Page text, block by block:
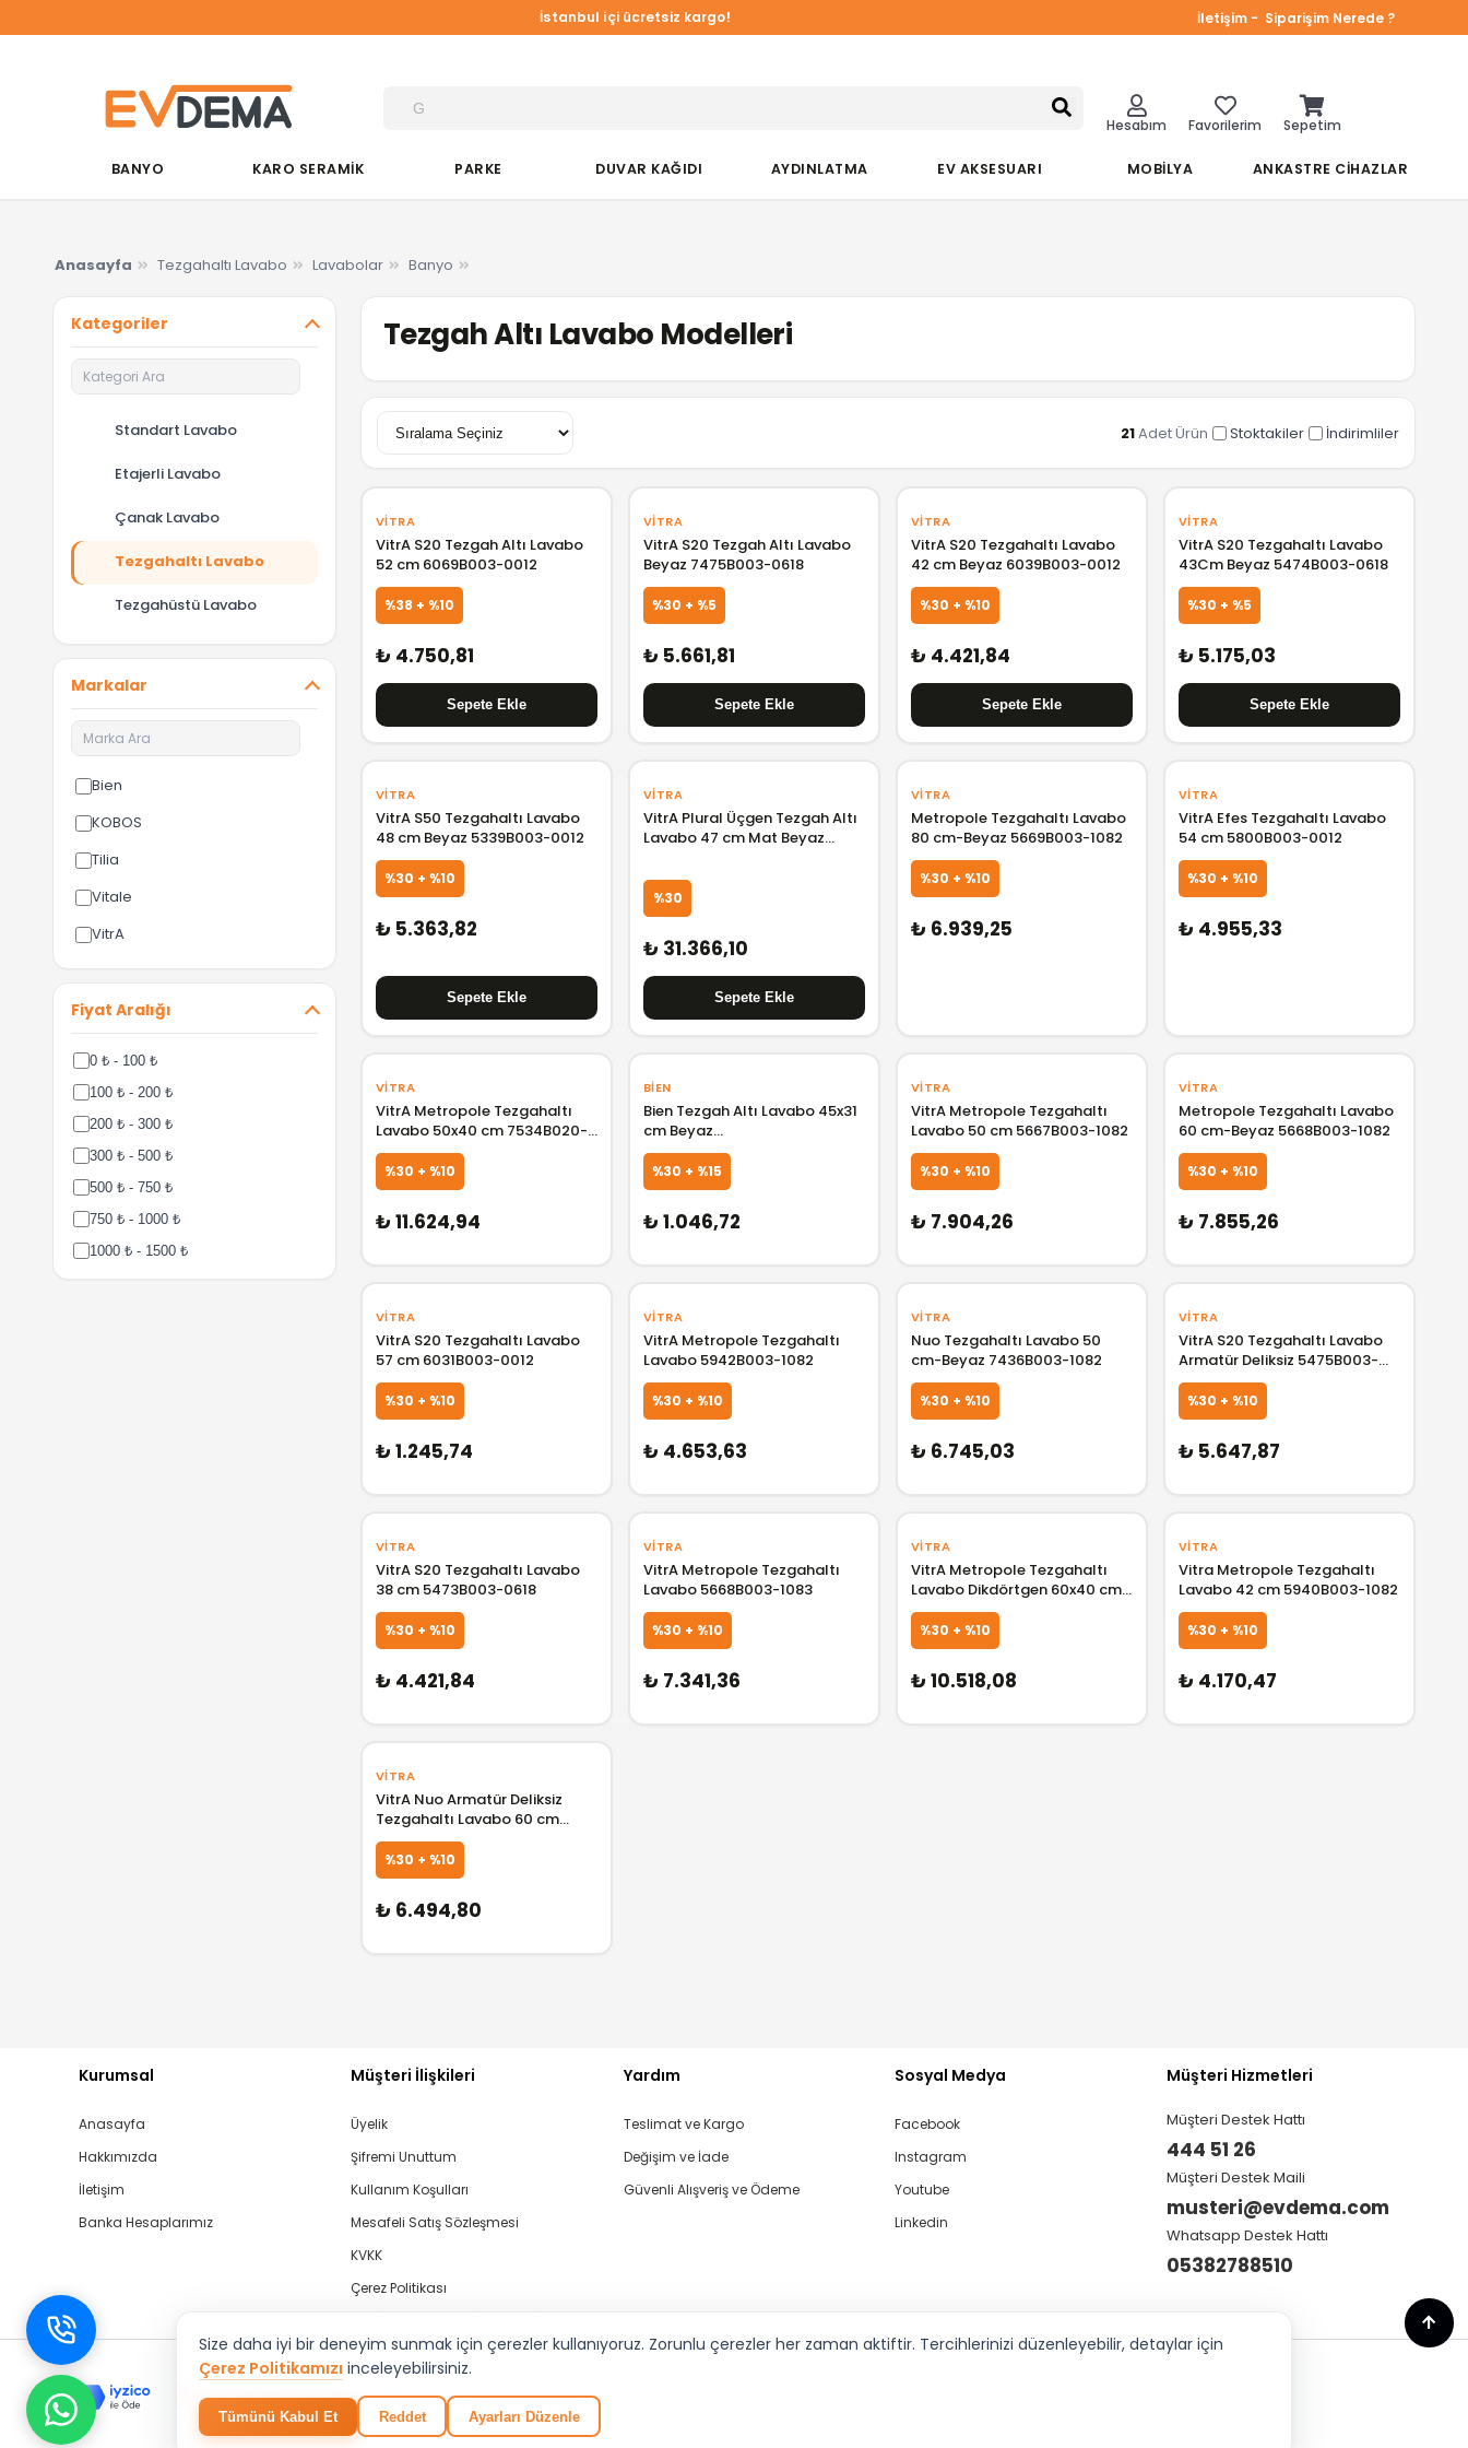
İstanbul içi ücretsiz kargo! İletişim - Siparişim Nerede ?
Hesabım Favorilerim Sepetim
BANYO KARO SERAMİK PARKE DUVAR KAĞIDI AYDINLATMA EV AKSESUARI MOBİLYA ANKASTRE CİHAZLAR
Anasayfa Tezgahaltı Lavabo Lavabolar Banyo
Kategoriler
Standart Lavabo
Etajerli Lavabo
Çanak Lavabo
Tezgahaltı Lavabo
Tezgahüstü Lavabo
Markalar
Bien
KOBOS
Tilia
Vitale
VitrA
Fiyat Aralığı
0 ₺ - 100 ₺
100 ₺ - 200 ₺
200 ₺ - 300 ₺
300 ₺ - 500 ₺
500 ₺ - 750 ₺
750 ₺ - 1000 ₺
1000 ₺ - 1500 ₺
Tezgah Altı Lavabo Modelleri
21Adet Ürün Stoktakiler İndirimliler
VITRA
VitrA S20 Tezgah Altı Lavabo
52 cm 6069B003-0012
%38 + %10
₺ 4.750,81
VITRA
VitrA S20 Tezgah Altı Lavabo
Beyaz 7475B003-0618
%30 + %5
₺ 5.661,81
VITRA
VitrA S20 Tezgahaltı Lavabo
42 cm Beyaz 6039B003-0012
%30 + %10
₺ 4.421,84
VITRA
VitrA S20 Tezgahaltı Lavabo
43Cm Beyaz 5474B003-0618
%30 + %5
₺ 5.175,03
VITRA
VitrA S50 Tezgahaltı Lavabo
48 cm Beyaz 5339B003-0012
%30 + %10
₺ 5.363,82
VITRA
VitrA Plural Üçgen Tezgah Altı
Lavabo 47 cm Mat Beyaz
%30
₺ 31.366,10
GELİNCE HABER VER
VITRA
Metropole Tezgahaltı Lavabo
80 cm-Beyaz 5669B003-1082
%30 + %10
₺ 6.939,25
GELİNCE HABER
VITRA
VitrA Efes Tezgahaltı Lavabo
54 cm 5800B003-0012
%30 + %10
₺ 4.955,33
GELİNCE HABER VER
VITRA
VitrA Metropole Tezgahaltı
Lavabo 50x40 cm 7534B020-
1082
%30 + %10
₺ 11.624,94
GELİNCE HABER VER
BIEN
Bien Tezgah Altı Lavabo 45x31
cm Beyaz
TPLA04501VD0W3000
%30 + %15
₺ 1.046,72
GELİNCE HABER VER
VITRA
VitrA Metropole Tezgahaltı
Lavabo 50 cm 5667B003-1082
%30 + %10
₺ 7.904,26
VITRA
Metropole Tezgahaltı Lavabo
60 cm-Beyaz 5668B003-1082
%30 + %10
₺ 7.855,26
GELİNCE HABER VER
VITRA
VitrA S20 Tezgahaltı Lavabo
57 cm 6031B003-0012
%30 + %10
₺ 1.245,74
GELİNCE HABER VER
VITRA
VitrA Metropole Tezgahaltı
Lavabo 5942B003-1082
%30 + %10
₺ 4.653,63
GELİNCE HABER VER
VITRA
Nuo Tezgahaltı Lavabo 50
cm-Beyaz 7436B003-1082
%30 + %10
₺ 6.745,03
VITRA
VitrA S20 Tezgahaltı Lavabo
Armatür Deliksiz 5475B003-
0618
%30 + %10
₺ 5.647,87
VITRA
VitrA S20 Tezgahaltı Lavabo
38 cm 5473B003-0618
%30 + %10
₺ 4.421,84
VITRA
VitrA Metropole Tezgahaltı
Lavabo 5668B003-1083
%30 + %10
₺ 7.341,36
VITRA
VitrA Metropole Tezgahaltı
Lavabo Dikdörtgen 60x40 cm
Beyaz 7535B003-1082
%30 + %10
₺ 10.518,08
VITRA
Vitra Metropole Tezgahaltı
Lavabo 42 cm 5940B003-1082
%30 + %10
₺ 4.170,47
VITRA
VitrA Nuo Armatür Deliksiz
Tezgahaltı Lavabo 60 cm
7434B003-1082
%30 + %10
₺ 6.494,80
Kurumsal
Anasayfa
Hakkımızda
İletişim
Banka Hesaplarımız
Müşteri İlişkileri
Üyelik
Şifremi Unuttum
Kullanım Koşulları
Mesafeli Satış Sözleşmesi
KVKK
Çerez Politikası
Yardım
Teslimat ve Kargo
Değişim ve İade
Güvenli Alışveriş ve Ödeme
Sosyal Medya
Facebook
Instagram
Youtube
Linkedin
Müşteri Hizmetleri
Müşteri Destek Hattı
444 51 26
Müşteri Destek Maili
musteri@evdema.com
Whatsapp Destek Hattı
05382788510
Size daha iyi bir deneyim sunmak için çerezler kullanıyoruz. Zorunlu çerezler her zaman aktiftir. Tercihlerinizi düzenleyebilir, detaylar için
Çerez Politikamızı inceleyebilirsiniz.
Tümünü Kabul Et Reddet Ayarları Düzenle